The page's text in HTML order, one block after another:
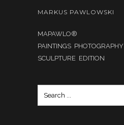
MARKUS PAWLOWSKI
MAPAWLO®
PAINTINGS PHOTOGRAPHY
SCULPTURE EDITION